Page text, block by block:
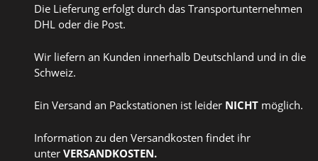
Die Lieferung erfolgt durch das Transportunternehmen
DHL oder die Post.
Wir liefern an Kunden innerhalb Deutschland und in die
Schweiz.
Ein Versand an Packstationen ist leider NICHT möglich.
Information zu den Versandkosten findet ihr
unter VERSANDKOSTEN.